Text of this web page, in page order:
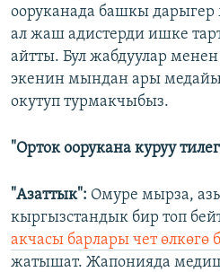
ооруканада башкы
ал жаш адистерди ишке
айтты. Бул жабдуулар
экенин мындан ары
окутуп турмакчыбыз.
"Орток оорукана куруу
"Азаттык": Омуре мырза,
кыргызстандык бир топ
акчасы барлары чет
жатышат. Жапонияда